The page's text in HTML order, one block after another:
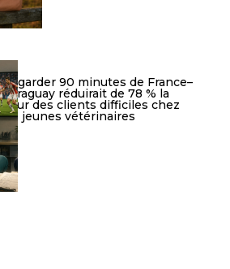
Regarder 90 minutes de France–
Paraguay réduirait de 78 % la
peur des clients difficiles chez
les jeunes vétérinaires